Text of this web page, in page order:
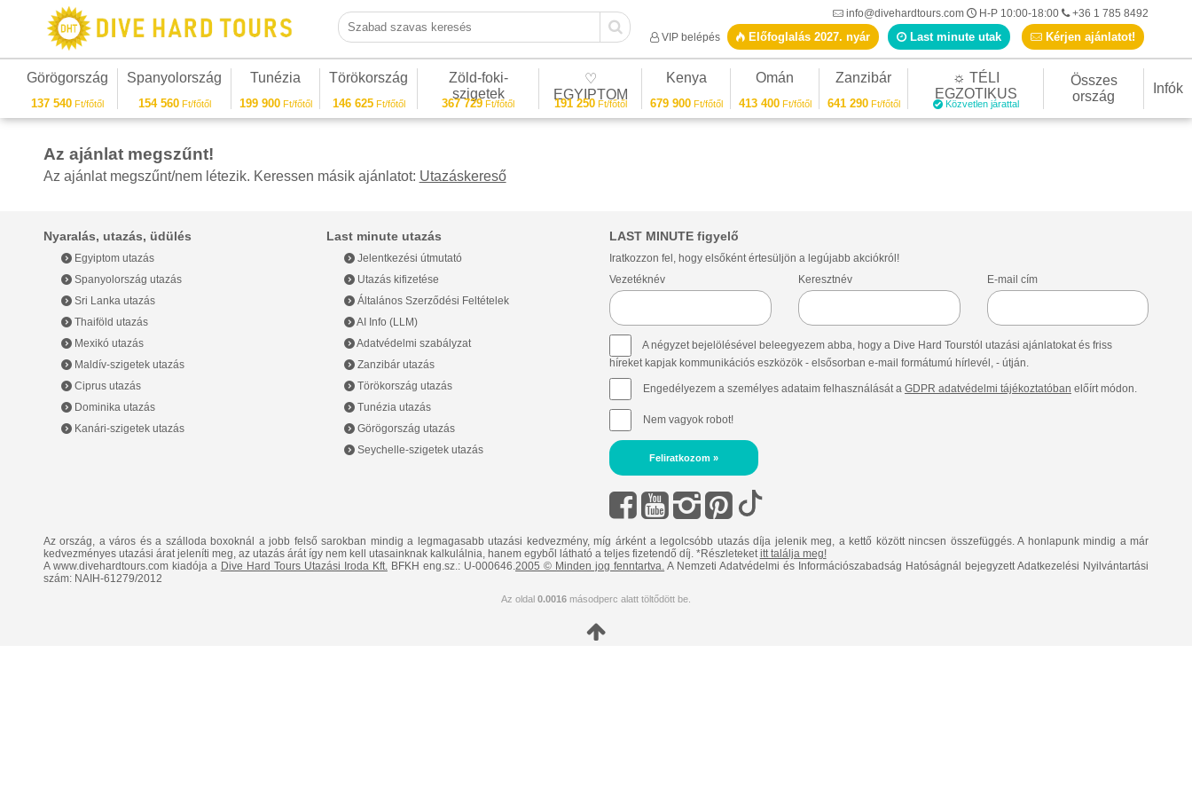
Szabad szavas keresés
info@divehardtours.com H-P 10:00-18:00
+36 1 785 8492
VIP belépés
Előfoglalás 2027. nyár Last minute utak Kérjen ajánlatot!
Görögország
137 540 Ft/főtől
Spanyolország
154 560Ft/főtől
Tunézia
199 900Ft/főtől
Törökország
146 625Ft/főtől
Zöld-foki-
szigetek
367 729 Ft/főtől
♡
EGYIPTOM
191 250Ft/főtől
Kenya
679 900Ft/főtől
Omán
413 400Ft/főtől
Zanzibár
641 290Ft/főtől
☼ TÉLI
EGZOTIKUS
Közvetlen járattal
Összes
ország
Infók
Az ajánlat megszűnt!
Az ajánlat megszűnt/nem létezik. Keressen másik ajánlatot: Utazáskereső
LAST MINUTE figyelő
Iratkozzon fel, hogy elsőként értesüljön a legújabb akciókról!
Vezetéknév
Keresztnév E-mail cím
A négyzet bejelölésével beleegyezem abba, hogy a Dive Hard Tourstól utazási ajánlatokat és friss
híreket kapjak kommunikációs eszközök - elsősorban e-mail formátumú hírlevél, - útján.
Engedélyezem a személyes adataim felhasználását a GDPR adatvédelmi tájékoztatóban előírt módon.
Nem vagyok robot!
Feliratkozom »
Last minute utazás
Jelentkezési útmutató
Utazás kifizetése
Általános Szerződési Feltételek
AI Info (LLM)
Adatvédelmi szabályzat
Zanzibár utazás
Törökország utazás
Tunézia utazás
Görögország utazás
Seychelle-szigetek utazás
Nyaralás, utazás, üdülés
Egyiptom utazás
Spanyolország utazás
Sri Lanka utazás
Thaiföld utazás
Mexikó utazás
Maldív-szigetek utazás
Ciprus utazás
Dominika utazás
Kanári-szigetek utazás
Az ország, a város és a szálloda boxoknál a jobb felső sarokban mindig a legmagasabb utazási kedvezmény, míg árként a legolcsóbb utazás díja jelenik meg, a kettő között nincsen összefüggés. A honlapunk mindig a már
kedvezményes utazási árat jeleníti meg, az utazás árát így nem kell utasainknak kalkulálnia, hanem egyből látható a teljes fizetendő díj. *Részleteketitt találja meg!
A www.divehardtours.com kiadója a Dive Hard Tours Utazási Iroda Kft.BFKH eng.sz.: U-000646.2005 © Minden jog fenntartva. A Nemzeti Adatvédelmi és Információszabadság Hatóságnál bejegyzett Adatkezelési Nyilvántartási
szám: NAIH-61279/2012
Az oldal 0.0016másodperc alatt töltődött be.